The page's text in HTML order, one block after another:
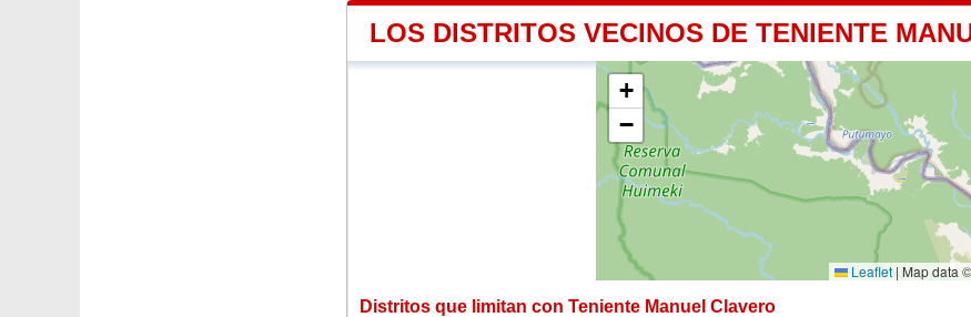
LOS DISTRITOS VECINOS DE TENIENTE
+
−
Leaflet | Map data ©
Distritos que limitan con Teniente Manuel Clavero